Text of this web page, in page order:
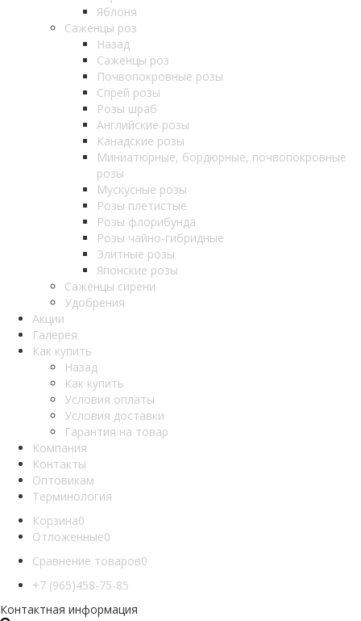
Яблоня
Саженцы роз
Назад
Саженцы роз
Почвопокровные розы
Спрей розы
Розы шраб
Английские розы
Канадские розы
Миниатюрные, бордюрные, почвопокровные
розы
Мускусные розы
Розы плетистые
Розы флорибунда
Розы чайно-гибридные
Элитные розы
Японские розы
Саженцы сирени
Удобрения
Акции
Галерея
Как купить
Назад
Как купить
Условия оплаты
Условия доставки
Гарантия на товар
Компания
Контакты
Оптовикам
Терминология
Корзина0
Отложенные0
Сравнение товаров0
+7 (965)458-75-85
Контактная информация